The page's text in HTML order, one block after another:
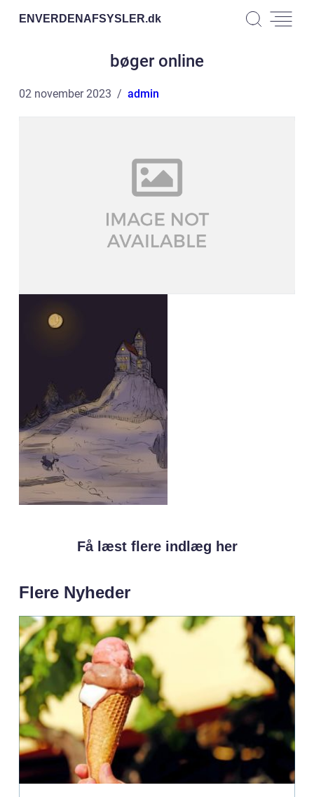
ENVERDENAFSYSLER.dk
bøger online
02 november 2023 admin
Få læst flere indlæg her
Flere Nyheder